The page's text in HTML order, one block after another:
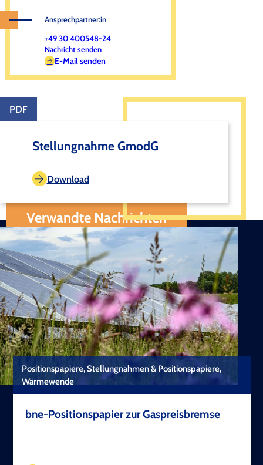
Ansprechpartner:in
+49 30 400548-24
Nachricht senden
E-Mail senden
PDF
Stellungnahme GmodG
Download
Verwandte Nachrichten
Positionspapiere, Stellungnahmen & Positionspapiere,
Wärmewende
bne-Positionspapier zur Gaspreisbremse